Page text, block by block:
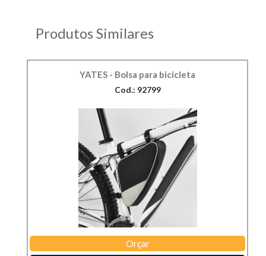
Produtos Similares
YATES - Bolsa para bicicleta
Cod.: 92799
Orçar